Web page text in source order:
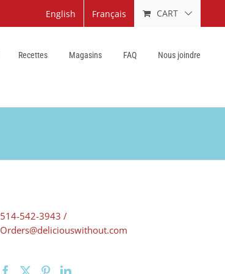
English Français CART
Recettes Magasins FAQ Nous joindre
514-542-3943 /
Orders@deliciouswithout.com